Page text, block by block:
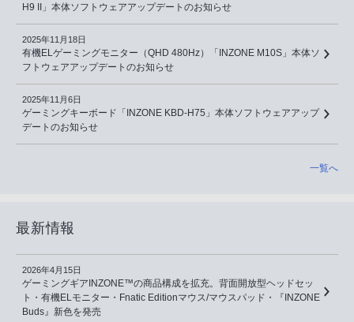
H9 II」本体ソフトウェアアップデートのお知らせ
2025年11月18日
有機ELゲーミングモニター（QHD 480Hz）「INZONE M10S」本体ソ
フトウェアアップデートのお知らせ
2025年11月6日
ゲーミングキーボード「INZONE KBD-H75」本体ソフトウェアアップ
デートのお知らせ
一覧へ
最新情報
2026年4月15日
ゲーミングギアINZONE™の商品構成を拡充。背面開放型ヘッドセッ
ト・有機ELモニター・Fnatic Editionマウス/マウスパッド・『INZONE
Buds』新色を発売